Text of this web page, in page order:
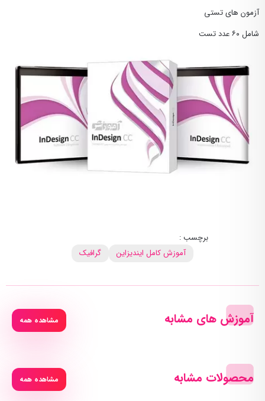
آزمون های تستی
شامل ۶۰ عدد تست
برچسب :
آموزش کامل ایندیزاین
گرافیک
آموزش های مشابه مشاهده همه
محصولات مشابه مشاهده همه